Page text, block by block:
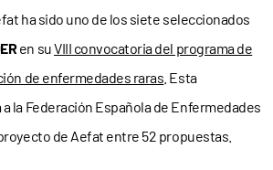
ha sido uno de los siete seleccionados
en suVIII convocatoria del programa de
de enfermedades raras . Esta
la Federación Española de Enfermedades
de Aefat entre 52 propuestas.